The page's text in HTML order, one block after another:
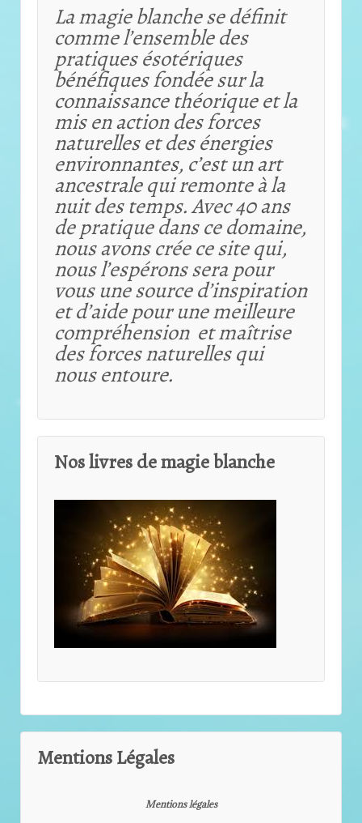
La magie blanche se définit
comme l’ensemble des
pratiques ésotériques
bénéfiques fondée sur la
connaissance théorique etla
mis en action des forces
naturelles et des énergies
environnantes, c’est un art
ancestrale qui remonte à la
nuit des temps. Avec 40 ans
de pratique dans ce domaine,
nous avons crée ce site qui,
nous l’espérons sera pour
vous une source d’inspiration
et d’aide pour une meilleure
compréhension et maîtrise
des forces naturelles qui
nous entoure.
Nos livres de magie blanche
Mentions Légales
Mentions légales